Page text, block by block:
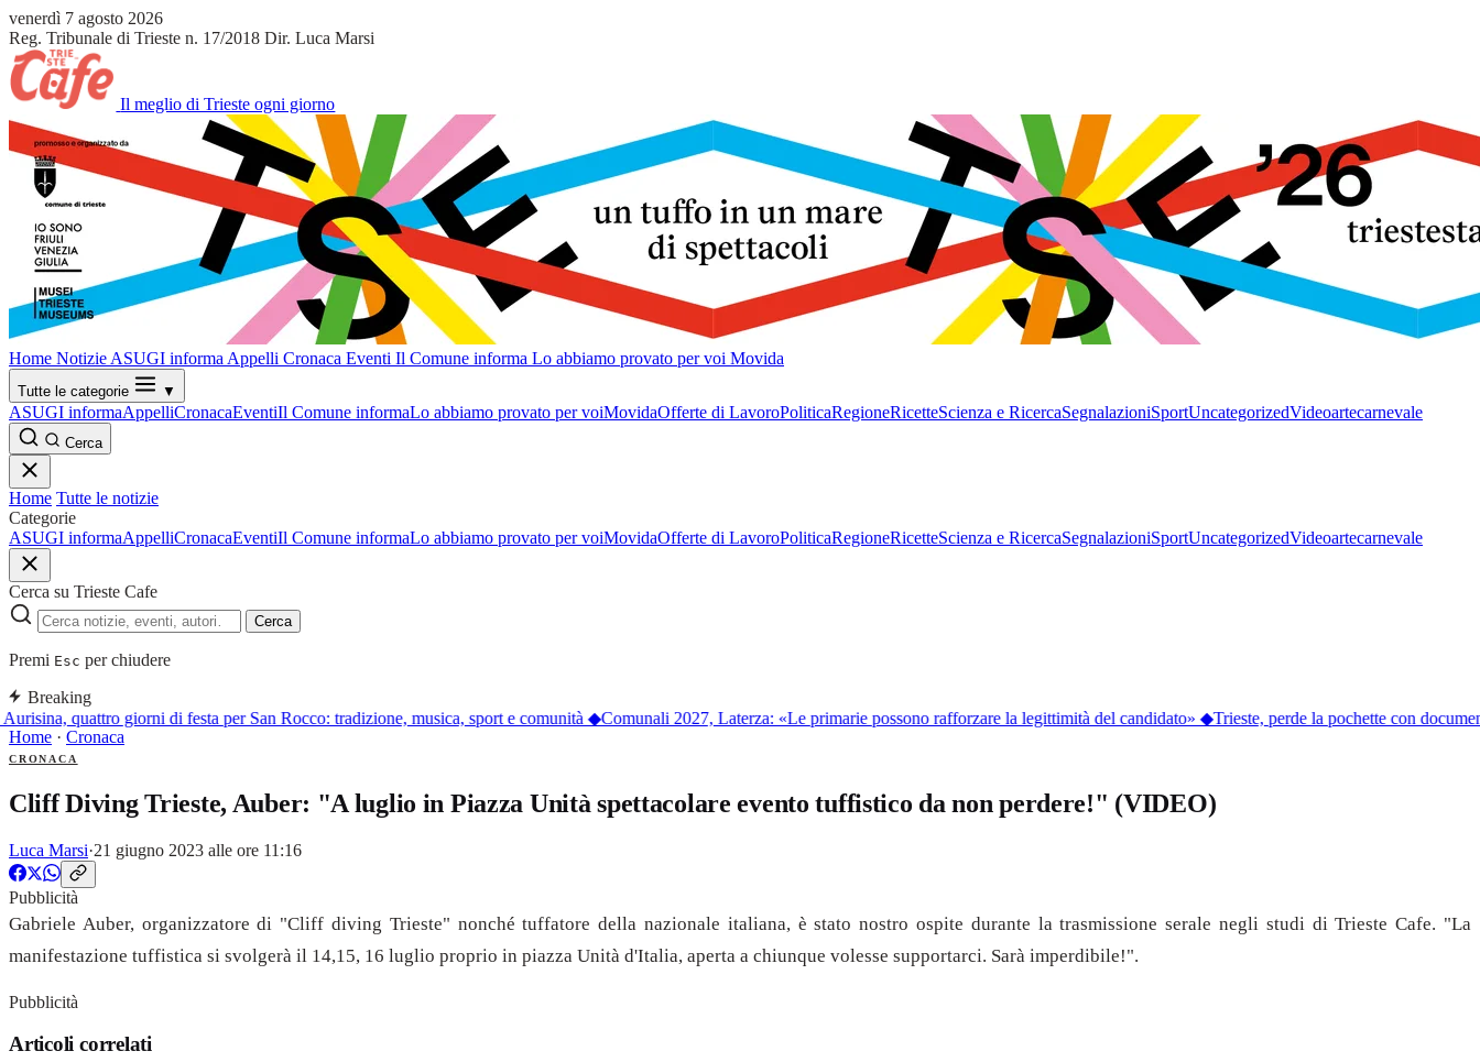
venerdì 7 agosto 2026
Reg. Tribunale di Trieste n. 17/2018 Dir. Luca Marsi
Il meglio di Trieste ogni giorno
Home Notizie ASUGI informa Appelli Cronaca Eventi Il Comune informa Lo abbiamo provato per voi Movida
Tutte le categorie ▼
ASUGI informaAppelliCronacaEventiIl Comune informaLo abbiamo provato per voiMovidaOfferte di LavoroPoliticaRegioneRicetteScienza e RicercaSegnalazioniSportUncategorizedVideoartecarnevale
Cerca
Home Tutte le notizie
Categorie
ASUGI informaAppelliCronacaEventiIl Comune informaLo abbiamo provato per voiMovidaOfferte di LavoroPoliticaRegioneRicetteScienza e RicercaSegnalazioniSportUncategorizedVideoartecarnevale
Cerca su Trieste Cafe
Cerca
Premi Esc per chiudere
Breaking
quattro giorni di festa per San Rocco: tradizione, musica, sport e comunità◆Comunali 2027, Laterza: «Le primarie possono rafforzare la legittimità del candidato»◆Trieste, perde la pochette con
Home · Cronaca
CRONACA
Cliff Diving Trieste, Auber: "A luglio in Piazza Unità spettacolare evento tuffistico da non perdere!" (VIDEO)
Luca Marsi·21 giugno 2023 alle ore 11:16
Pubblicità
Gabriele Auber, organizzatore di "Cliff diving Trieste" nonché tuffatore della nazionale italiana, è stato nostro ospite durante la trasmissione serale negli studi di Trieste Cafe. "La
manifestazione tuffistica si svolgerà il 14,15, 16 luglio proprio in piazza Unità d'Italia, aperta a chiunque volesse supportarci. Sarà imperdibile!".
Pubblicità
Articoli correlati